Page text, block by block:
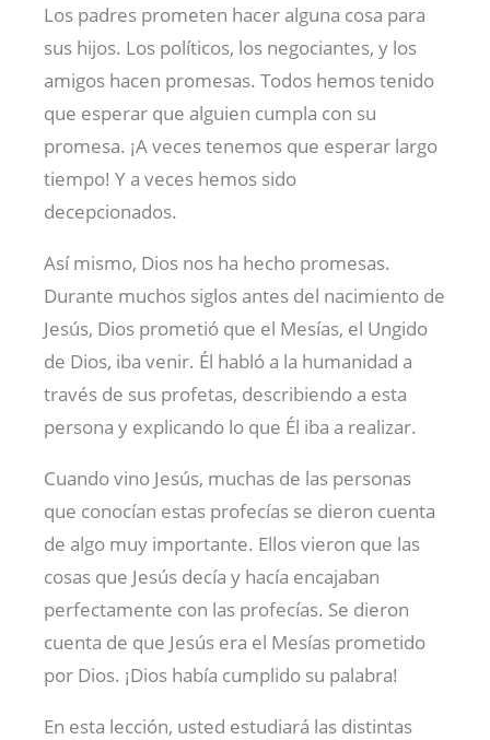
Los padres prometen hacer alguna cosa para
sus hijos. Los políticos, los negociantes, y los
amigos hacen promesas. Todos hemos tenido
que esperar que alguien cumpla con su
promesa. ¡A veces tenemos que esperar largo
tiempo! Y a veces hemos sido
decepcionados.
Así mismo, Dios nos ha hecho promesas.
Durante muchos siglos antes del nacimiento de
Jesús, Dios prometió que el Mesías, el Ungido
de Dios, iba venir. Él habló a la humanidad a
través de sus profetas, describiendo a esta
persona y explicando lo que Él iba a realizar.
Cuando vino Jesús, muchas de las personas
que conocían estas profecías se dieron cuenta
de algo muy importante. Ellos vieron que las
cosas que Jesús decía y hacía encajaban
perfectamente con las profecías. Se dieron
cuenta de que Jesús era el Mesías prometido
por Dios. ¡Dios había cumplido su palabra!
En esta lección, usted estudiará las distintas